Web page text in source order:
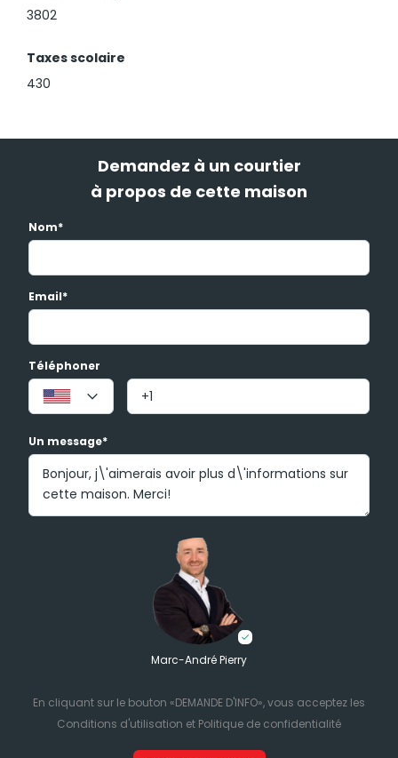
3802
Taxes scolaire
430
Demandez à un courtier
à propos de cette maison
Nom*
Email*
Téléphoner
Un message*
Marc-André Pierry
En cliquant sur le bouton «DEMANDE D'INFO», vous acceptez les
Conditions d'utilisation et Politique de confidentialité